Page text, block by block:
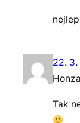
22. 3.
Honza
Tak